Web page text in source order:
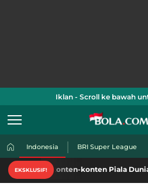
Iklan - Scroll ke bawah
Indonesia BRI Super League
EKSKLUSIF!
konten Piala Dunia 2026 racikan